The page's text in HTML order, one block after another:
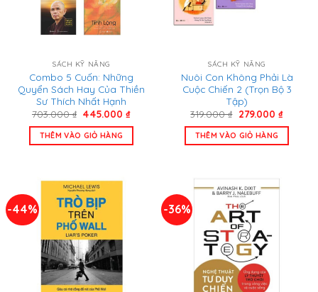
SÁCH KỸ NĂNG
Combo 5 Cuốn: Những
Quyển Sách Hay Của Thiền
Sư Thích Nhất Hạnh
703.000₫ Giá
là:
703.000 ₫.
445.000₫Giá
tại
THÊM VÀO GIỎ HÀNG
SÁCH KỸ NĂNG
Nuôi Con Không Phải Là
Cuộc Chiến 2 (Trọn Bộ 3
Tập)
319.000₫ Giá
là:
319.000 ₫.
279.000 ₫Giá
tại
THÊM VÀO GIỎ HÀNG
-44% -36%